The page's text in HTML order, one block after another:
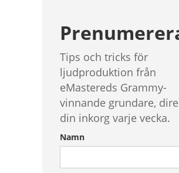
Tips och tricks för
ljudproduktion från
eMastereds Grammy-
vinnande grundare,
din inkorg varje vecka.
Namn